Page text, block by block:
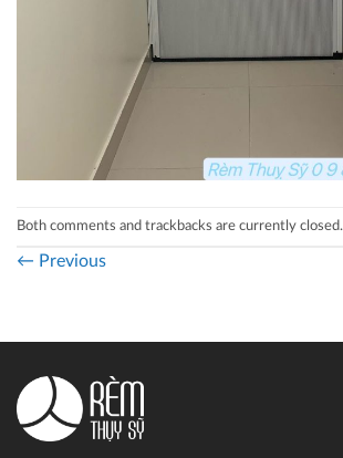
Both comments and trackbacks are currently closed.
← Previous